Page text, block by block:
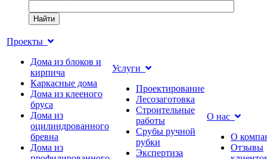
Найти
Проекты
Дома из блоков и
кирпича
Каркасные дома
Дома из клееного
бруса
Дома из
оцилиндрованного
бревна
Дома из
Услуги
Проектирование
Лесозаготовка
Строительные
работы
Срубы ручной
рубки
Экспертиза
О нас
О
Отзывы